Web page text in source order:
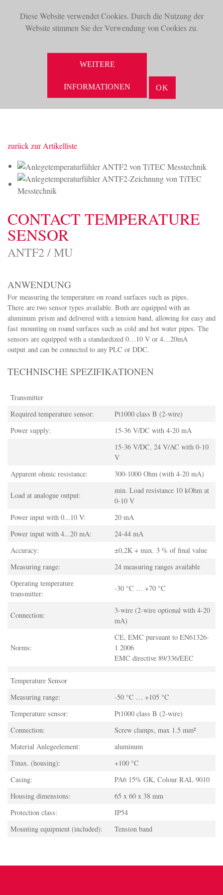
Diese Website verwendet Cookies. Durch die Nutzung der
Website stimmen Sie der Verwendung von Cookies zu.
WEITERE
INFORMATIONEN OK
zurück zur Artikelliste
CONTACT TEMPERATURE
SENSOR
ANTF2 / MU
ANWENDUNG
For measuring the temperature on roand surfaces such as pipes.
There are two sensor types available. Both are equipped with an
aluminum prism and delivered with a tension band, allowing for easy and
fast mounting on roand surfaces such as cold and hot water pipes. The
sensors are equipped with a standardized 0…10 V or 4…20mA
output and can be connected to any PLC or DDC.
TECHNISCHE SPEZIFIKATIONEN
Transmitter
Required temperature sensor:
Pt1000 class B (2-wire)
Power supply:
15-36 V/DC with 4-20 mA
15-36 V/DC, 24 V/AC with 0-10
V
Apparent ohmic resistance:
300-1000 Ohm (with 4-20 mA)
Load at analogue output:
min. Load resistance 10 kOhm at
0-10 V
Power input with 0...10 V:
20 mA
Power input with 4...20 mA:
24-44 mA
Accuracy:
±0,2K + max. 3 % of final value
Measuring range:
24 measuring ranges available
Operating temperature
transmitter:
-30 °C … +70 °C
Connection:
3-wire (2-wire optional with 4-20
mA)
Norms:
CE, EMC pursuant to EN61326-
1 2006
EMC directive 89/336/EEC
Temperature Sensor
Measuring range:
-50 °C … +105 °C
Temperature sensor:
Pt1000 class B (2-wire)
Connection:
Screw clamps, max 1.5 mm²
Material Anlegeelement:
aluminum
Tmax. (housing):
+100 °C
Casing:
PA6 15% GK, Colour RAL 9010
Housing dimensions:
65 x 60 x 38 mm
Protection class:
IP54
Mounting equipment (included):
Tension band